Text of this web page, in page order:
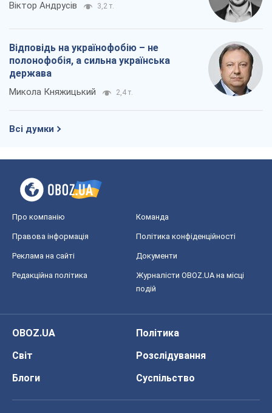
Віктор Андрусів 3,2 т.
Відповідь на українофобію – не
полонофобія, а сильна українська
держава
Микола Княжицький 2,4 т.
Всі думки
Про компанію Команда
Правова інформація Політика конфіденційності
Реклама на сайті Документи
Редакційна політика
Журналісти OBOZ.UA на місці
подій
OBOZ.UA
Політика
Світ
Розслідування
Блоги
Суспільство